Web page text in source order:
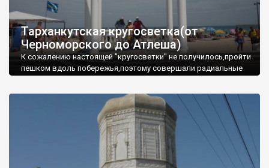
Тарханкутская кругосветка(от
Черноморского до Атлеша)
К сожалению настоящей "кругосветки" не получилось,пройти
пешком вдоль побережья,поэтому совершали радиальные